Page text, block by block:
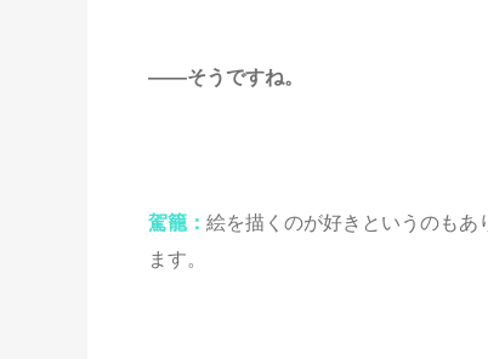
――そうですね。
駕籠： 絵を描くのが好きというのもあ
ます。